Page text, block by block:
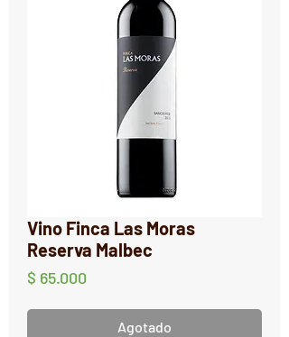
Vino Finca Las Moras
Reserva Malbec
$ 65.000
Agotado